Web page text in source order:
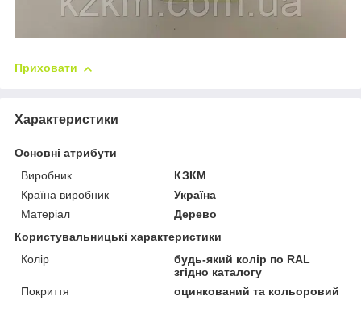
Приховати
Характеристики
Основні атрибути
Виробник
КЗКМ
Країна виробник
Україна
Матеріал
Дерево
Користувальницькі характеристики
Колір
будь-який колір по RAL
згідно каталогу
Покриття
оцинкований та кольоровий